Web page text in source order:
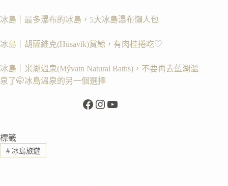
冰島｜最多瀑布的冰島，5大冰島瀑布懶人包
冰島｜胡薩維克(Húsavík)賞鯨，有肉桂捲吃♡
冰島｜米湖溫泉(Mývatn Natural Baths)，不要再去藍湖溫
泉了🤭冰島溫泉的另一個選擇
Facebook
Instagram
YouTube
標籤
#冰島旅遊